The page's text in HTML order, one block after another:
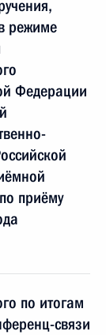
режиме
Федерации
приёму
по итогам
связи